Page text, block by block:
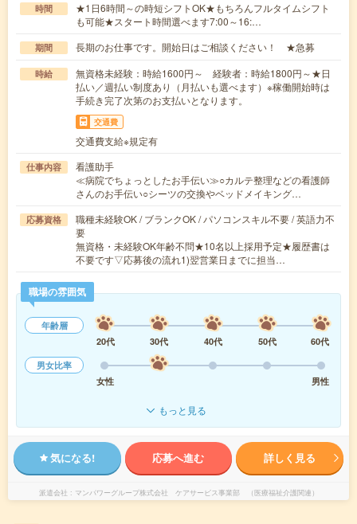
時間
★1日6時間～の時短シフトOK★もちろんフルタイムシフト
も可能★スタート時間選べます7:00～16:…
期間 長期のお仕事です。開始日はご相談ください！ ★急募
時給
無資格未経験：時給1600円～ 経験者：時給1800円～★日
払い／週払い制度あり（月払いも選べます）※稼働開始時は
手続き完了次第のお支払いとなります。
交通費
交通費支給※規定有
仕事内容
看護助手
≪病院でちょっとしたお手伝い≫○カルテ整理などの看護師
さんのお手伝い○シーツの交換やベッドメイキング…
応募資格
職種未経験OK / ブランクOK / パソコンスキル不要 / 英語力不
要
無資格・未経験OK年齢不問★10名以上採用予定★履歴書は
不要です▽応募後の流れ1)翌営業日までに担当…
職場の雰囲気
年齢層
20代
30代 40代 50代
60代
男女比率
女性
男性
もっと見る
気になる! 応募へ進む 詳しく見る
派遣会社 マンパワーグループ株式会社 ケアサービス事業部 （医療福祉介護関連）